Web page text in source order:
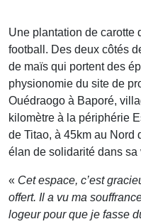
Une plantation de carotte
football. Des deux côtés
de maïs qui portent des
physionomie du site de
Ouédraogo à Baporé,
kilomètre à la périphérie
de Titao, à 45km au Nord
élan de solidarité dans sa
« Cet espace, c’est
offert. Il a vu ma
logeur pour que je fasse